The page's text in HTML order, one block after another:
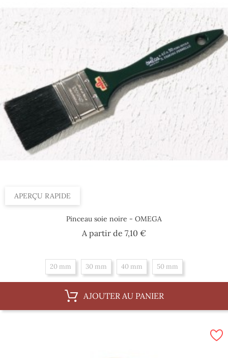
APERÇU RAPIDE
Pinceau soie noire - OMEGA
A partir de 7,10 €Prix
20 mm 30 mm 40 mm 50 mm
AJOUTER AU PANIER